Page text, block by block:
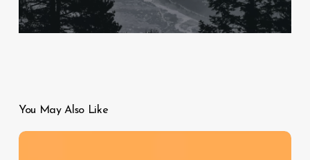
You May Also Like
Revolutionizing